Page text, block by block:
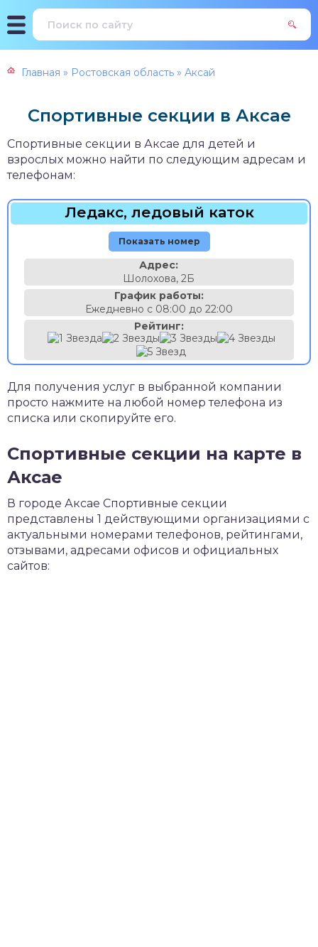
Главная » Ростовская область » Аксай
Спортивные секции в Аксае
Спортивные секции в Аксае для детей и
взрослых можно найти по следующим адресам и
телефонам:
Ледакс, ледовый каток
Показать номер
Адрес:
Шолохова, 2Б
График работы:
Ежедневно с 08:00 до 22:00
Рейтинг:
Для получения услуг в выбранной компании
просто нажмите на любой номер телефона из
списка или скопируйте его.
Спортивные секции на карте в
Аксае
В городе Аксае Спортивные секции
представлены 1 действующими организациями с
актуальными номерами телефонов, рейтингами,
отзывами, адресами офисов и официальных
сайтов: